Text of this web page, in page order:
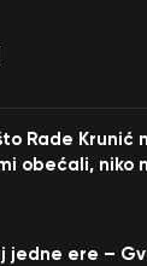
Rade Krunić
obećali, niko
jedne ere –